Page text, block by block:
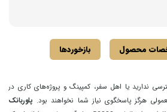
محصول بازخوردها
ندارید یا اهل سفر، کمپینگ و پروژه‌های کاری در
هرگز پاسخگوی نیاز شما نخواهند بود. پاوربانک